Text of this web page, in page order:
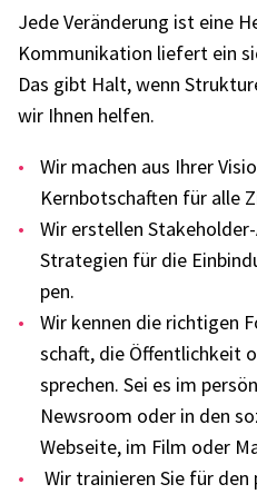
Jede Verän­de­rung ist eine
Kommu­ni­ka­tion liefert ein
Das gibt Halt, wenn
wir Ihnen helfen.
Wir machen aus Ihrer
Kern­bot­schaf­ten für alle
Wir erstel­len
Stra­te­gien für die
pen.
Wir kennen die rich­ti­gen
schaft, die Öffent­lich­keit
spre­chen. Sei es im
News­room oder in den
Webseite, im Film oder
Wir trai­nie­ren Sie für